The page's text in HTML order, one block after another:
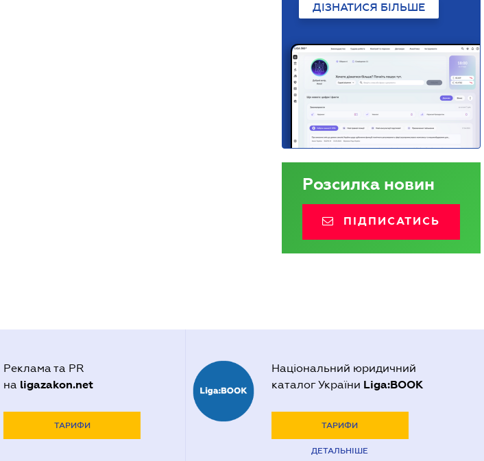
ДІЗНАТИСЯ БІЛЬШЕ
Розсилка новин
ПІДПИСАТИСЬ
Реклама та PR
на ligazakon.net
ТАРИФИ
Національний юридичний
каталог України Liga:BOOK
ТАРИФИ
ДЕТАЛЬНІШЕ